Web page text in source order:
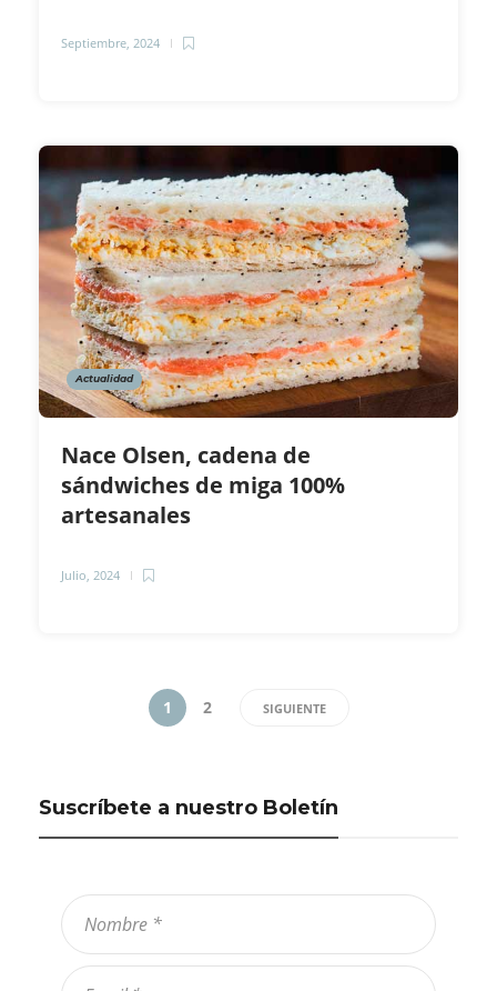
Septiembre, 2024
Actualidad
Nace Olsen, cadena de
sándwiches de miga 100%
artesanales
Julio, 2024
1 2 SIGUIENTE
Suscríbete a nuestro Boletín